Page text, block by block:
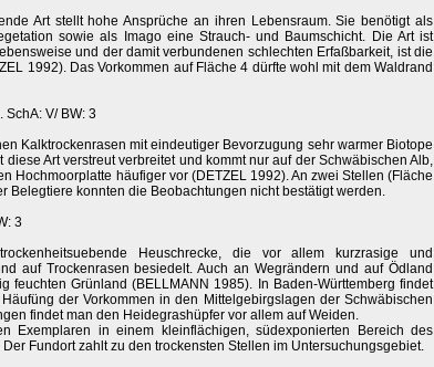
Art stellt hohe Ansprüche an ihren Lebensraum. Sie benötigt als
sowie als Imago eine Strauch- und Baumschicht. Die Art ist
und der damit verbundenen schlechten Erfaßbarkeit, ist die
1992). Das Vorkommen auf Fläche 4 dürfte wohl mit dem Waldrand
SchA: V/ BW: 3
Kalktrockenrasen mit eindeutiger Bevorzugung sehr warmer Biotope
Art verstreut verbreitet und kommt nur auf der Schwäbischen Alb,
Hochmoorplatte häufiger vor (DETZEL 1992). An zwei Stellen (Fläche
Belegtiere konnten die Beobachtungen nicht bestätigt werden.
3
Heuschrecke, die vor allem kurzrasige und
auf Trockenrasen besiedelt. Auch an Wegrändern und auf Ödland
feuchten Grünland (BELLMANN 1985). In Baden-Württemberg findet
der Vorkommen in den Mittelgebirgslagen der Schwäbischen
findet man den Heidegrashüpfer vor allem auf Weiden.
Exemplaren in einem kleinflächigen, südexponierten Bereich des
Fundort zahlt zu den trockensten Stellen im Untersuchungsgebiet.